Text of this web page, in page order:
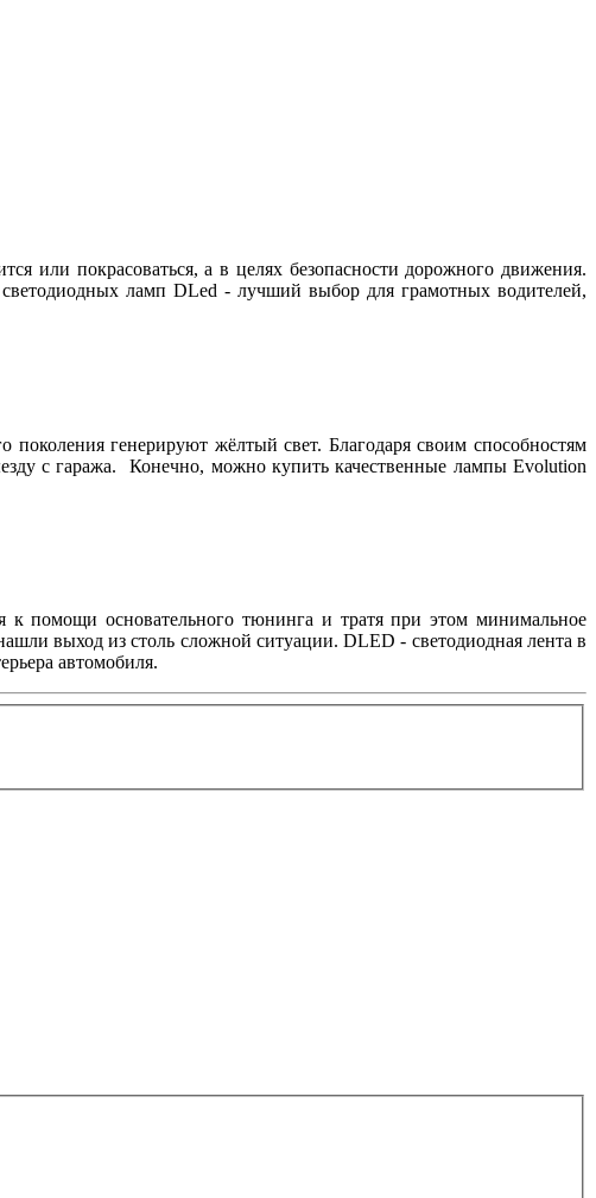
или покрасоваться, а в целях безопасности дорожного движения.
ламп DLed - лучший выбор для грамотных водителей,
генерируют жёлтый свет. Благодаря своим способностям
с гаража. Конечно, можно купить качественные лампы Evolution
к помощи основательного тюнинга и тратя при этом минимальное
выход из столь сложной ситуации. DLED - cветодиодная лента в
автомобиля.